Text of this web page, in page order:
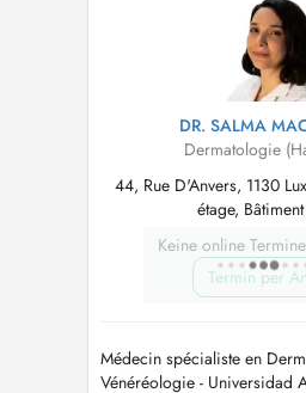
DR. SALMA
Dermatologie
44, Rue D'Anvers, 1130
étage,
Keine online
Termin per
Médecin spécialiste en
Vénéréologie - Universidad